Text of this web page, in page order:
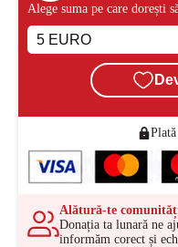
Alege suma pe care dorești
Alătură-te
Donația ta lunară ne
informăm corect și